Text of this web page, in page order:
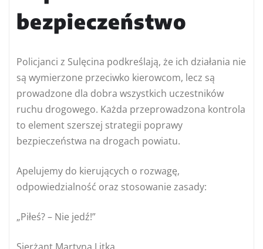
bezpieczeństwo
Policjanci z Sulęcina podkreślają, że ich działania nie
są wymierzone przeciwko kierowcom, lecz są
prowadzone dla dobra wszystkich uczestników
ruchu drogowego. Każda przeprowadzona kontrola
to element szerszej strategii poprawy
bezpieczeństwa na drogach powiatu.
Apelujemy do kierujących o rozwagę,
odpowiedzialność oraz stosowanie zasady:
„Piłeś? – Nie jedź!”